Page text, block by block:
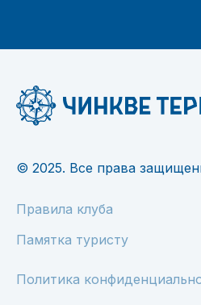
© 2025. Все права
Правила клуба
Памятка туристу
Политика